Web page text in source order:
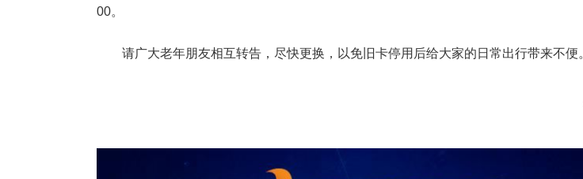
00。
请广大老年朋友相互转告，尽快更换，以免旧卡停用后给大家的日常出行带来不便